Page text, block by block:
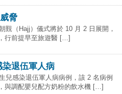
脅
覲（Hajj）儀式將於 10 月 2 日展開，
行前提早至旅遊醫 […]
染退伍軍人病
兒感染退伍軍人病病例，該 2 名病例
與調配嬰兒配方奶粉的飲水機 […]